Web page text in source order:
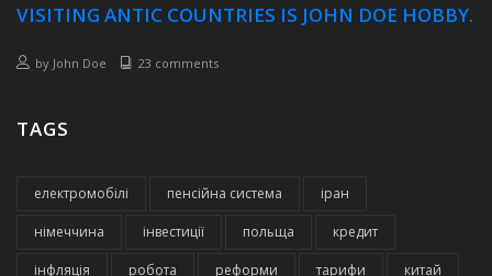
VISITING ANTIC COUNTRIES IS JOHN DOE HOBBY.
by John Doe 23 comments
TAGS
електромобілі пенсійна система іран
німеччина інвестиції польща кредит
інфляція робота реформи тарифи китай